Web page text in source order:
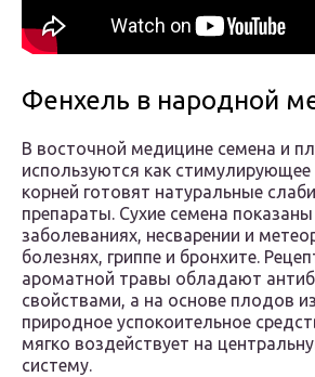
Фенхель в народной
В восточной медицине семена и
используются как стимулирующее
корней готовят натуральные
препараты. Сухие семена
заболеваниях, несварении и
болезнях, гриппе и бронхите.
ароматной травы обладают
свойствами, а на основе плодов
природное успокоительное
мягко воздействует на
систему.